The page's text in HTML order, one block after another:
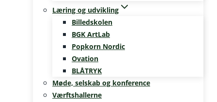
Læring og udvikling
Billedskolen
BGK ArtLab
Popkorn Nordic
Ovation
BLÅTRYK
Møde, selskab og konference
Værftshallerne